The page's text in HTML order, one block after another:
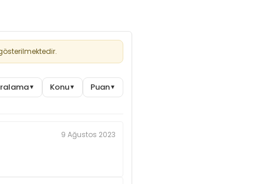
▼ Konu▼ Puan▼
9 Ağustos 2023